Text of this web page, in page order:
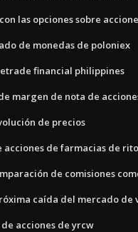
las opciones sobre
de monedas de poloniex
financial philippines
margen de nota de
de precios
acciones de farmacias de
de comisiones
caída del mercado de
acciones de yrcw